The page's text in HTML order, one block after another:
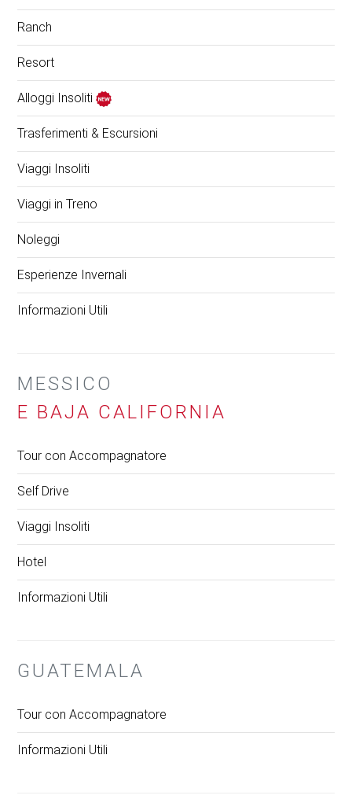
Ranch
Resort
Alloggi Insoliti
Trasferimenti & Escursioni
Viaggi Insoliti
Viaggi in Treno
Noleggi
Esperienze Invernali
Informazioni Utili
MESSICO
E BAJA CALIFORNIA
Tour con Accompagnatore
Self Drive
Viaggi Insoliti
Hotel
Informazioni Utili
GUATEMALA
Tour con Accompagnatore
Informazioni Utili